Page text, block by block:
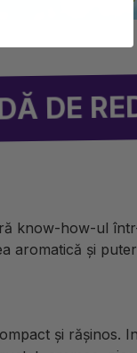
know-how-ul
aromatică și
și rășinos.